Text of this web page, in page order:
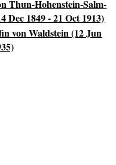
Thun-Hohenstein-Salm-
Dec 1849 - 21 Oct 1913)
von Waldstein (12 Jun